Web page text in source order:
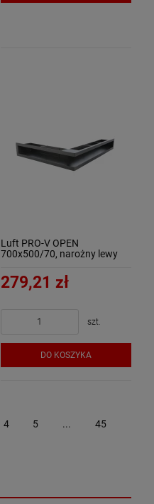
Luft PRO-V OPEN
700x500/70, narożny lewy
279,21 zł
szt.
DO KOSZYKA
4 5 ... 45